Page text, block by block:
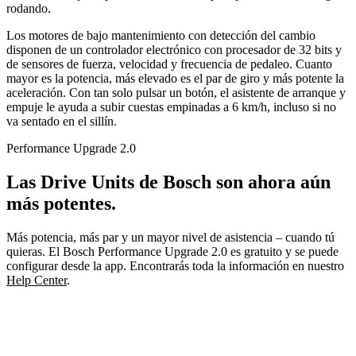
rodando.
Los motores de bajo mantenimiento con detección del cambio
disponen de un controlador electrónico con procesador de 32 bits y
de sensores de fuerza, velocidad y frecuencia de pedaleo. Cuanto
mayor es la potencia, más elevado es el par de giro y más potente la
aceleración. Con tan solo pulsar un botón, el asistente de arranque y
empuje le ayuda a subir cuestas empinadas a 6 km/h, incluso si no
va sentado en el sillín.
Performance Upgrade 2.0
Las Drive Units de Bosch son ahora aún
más potentes.
Más potencia, más par y un mayor nivel de asistencia – cuando tú
quieras. El Bosch Performance Upgrade 2.0 es gratuito y se puede
configurar desde la app. Encontrarás toda la información en nuestro
Help Center.